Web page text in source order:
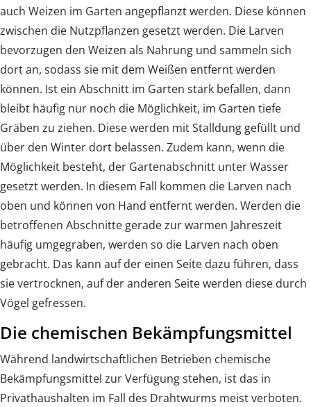
auch Weizen im Garten angepflanzt werden. Diese können
zwischen die Nutzpflanzen gesetzt werden. Die Larven
bevorzugen den Weizen als Nahrung und sammeln sich
dort an, sodass sie mit dem Weißen entfernt werden
können. Ist ein Abschnitt im Garten stark befallen, dann
bleibt häufig nur noch die Möglichkeit, im Garten tiefe
Gräben zu ziehen. Diese werden mit Stalldung gefüllt und
über den Winter dort belassen. Zudem kann, wenn die
Möglichkeit besteht, der Gartenabschnitt unter Wasser
gesetzt werden. In diesem Fall kommen die Larven nach
oben und können von Hand entfernt werden. Werden die
betroffenen Abschnitte gerade zur warmen Jahreszeit
häufig umgegraben, werden so die Larven nach oben
gebracht. Das kann auf der einen Seite dazu führen, dass
sie vertrocknen, auf der anderen Seite werden diese durch
Vögel gefressen.
Die chemischen Bekämpfungsmittel
Während landwirtschaftlichen Betrieben chemische
Bekämpfungsmittel zur Verfügung stehen, ist das in
Privathaushalten im Fall des Drahtwurms meist verboten.